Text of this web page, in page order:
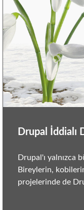
Drupal
Drupal'ı yalnızca
Bireylerin,
projelerinde de